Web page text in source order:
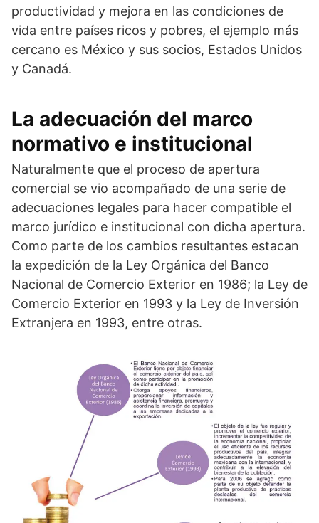
productividad y mejora en las condiciones de
vida entre países ricos y pobres, el ejemplo más
cercano es México y sus socios, Estados Unidos
y Canadá.
La adecuación del marco
normativo e institucional
Naturalmente que el proceso de apertura
comercial se vio acompañado de una serie de
adecuaciones legales para hacer compatible el
marco jurídico e institucional con dicha apertura.
Como parte de los cambios resultantes estacan
la expedición de la Ley Orgánica del Banco
Nacional de Comercio Exterior en 1986; la Ley de
Comercio Exterior en 1993 y la Ley de Inversión
Extranjera en 1993, entre otras.